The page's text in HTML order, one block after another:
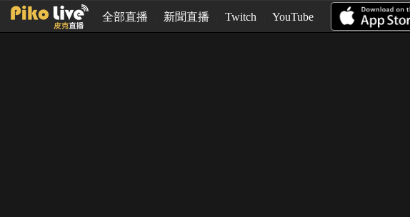
全部直播 新聞直播 Twitch YouTube